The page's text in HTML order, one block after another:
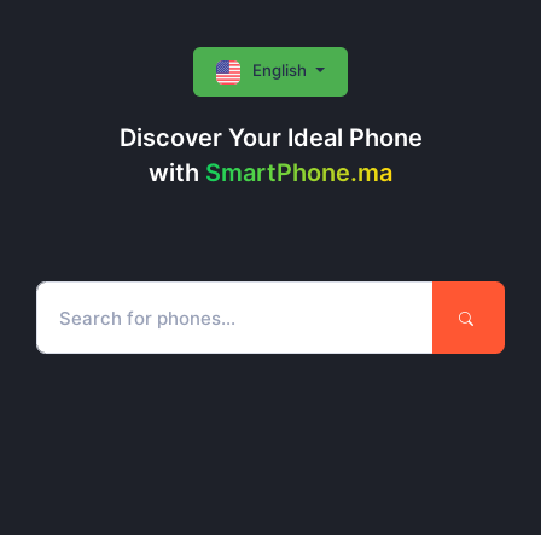
Discover Your Ideal Phone
with SmartPhone.ma
English